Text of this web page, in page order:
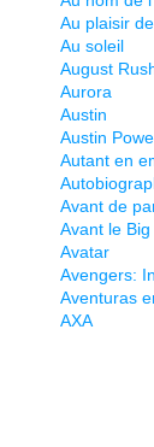
Au plaisir
Au soleil
August
Aurora
Austin
Austin
Autant en
Avant de
Avant le Big
Avatar
Avengers:
Aventuras
AXA